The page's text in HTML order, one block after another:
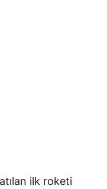
ilk roketi